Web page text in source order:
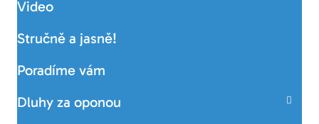
Video
Stručně a jasně!
Poradíme vám
Dluhy za oponou